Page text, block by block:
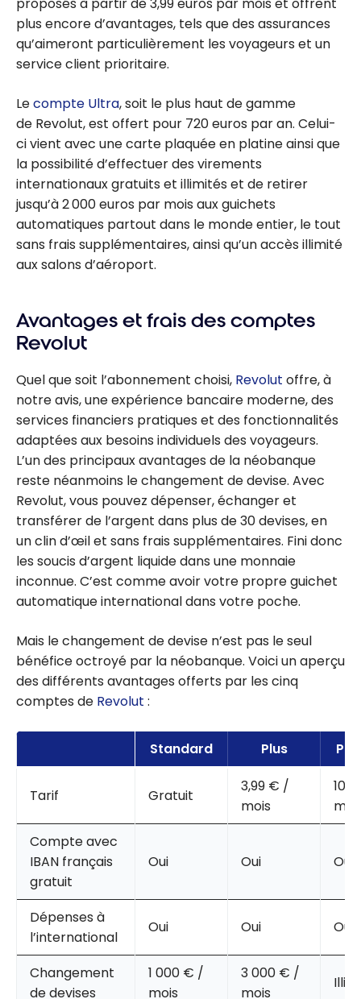
et
indépenda
nts
plus encore d’avantages, tels que des assurances
qu’aimeront particulièrement les voyageurs et un
service client prioritaire.
Lecompte Ultra, soit le plus haut de gamme
de Revolut, est offert pour 720 euros par an. Celui-
ci vient avec une carte plaquée en platine ainsi que
la possibilité d’effectuer des virements
internationaux gratuits et illimités et de retirer
jusqu’à 2 000 euros par mois aux guichets
automatiques partout dans le monde entier, le tout
sans frais supplémentaires, ainsi qu’un accès illimité
aux salons d’aéroport.
Avantages et frais des comptes
Revolut
Quel que soit l’abonnement choisi, Revolut offre, à
notre avis, une expérience bancaire moderne, des
services financiers pratiques et des fonctionnalités
adaptées aux besoins individuels des voyageurs.
L’un des principaux avantages de la néobanque
reste néanmoins le changement de devise. Avec
Revolut, vous pouvez dépenser, échanger et
transférer de l’argent dans plus de 30 devises, en
un clin d’œil et sans frais supplémentaires. Fini donc
les soucis d’argent liquide dans une monnaie
inconnue. C’est comme avoir votre propre guichet
automatique international dans votre poche.
Mais le changement de devise n’est pas le seul
bénéfice octroyé par la néobanque. Voici un aperçu
des différents avantages offerts par les cinq
comptes de Revolut :
Standard Plus
Tarif Gratuit
3,99 € /
mois
Compte avec
IBAN français
gratuit
Oui Oui Oui
Dépenses à
l’international
Oui Oui Oui
Changement
de devises
1 000 € /
mois
3 000 € /
mois